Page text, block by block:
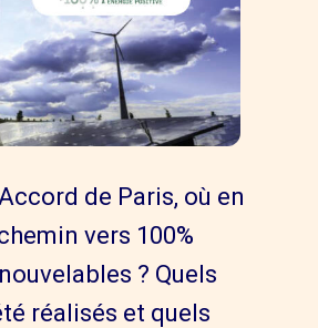
de Paris, où en
vers 100%
? Quels
réalisés et quels